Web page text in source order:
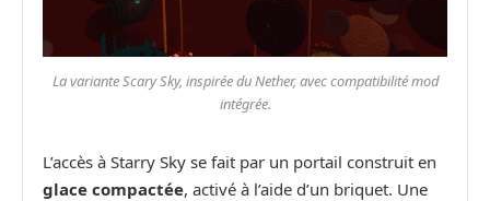
La variante Scary Sky, inspirée du Nether, avec compatibilité mod
intégrée.
L’accès à Starry Sky se fait par un portail construit en
glace compactée, activé à l’aide d’un briquet. Une